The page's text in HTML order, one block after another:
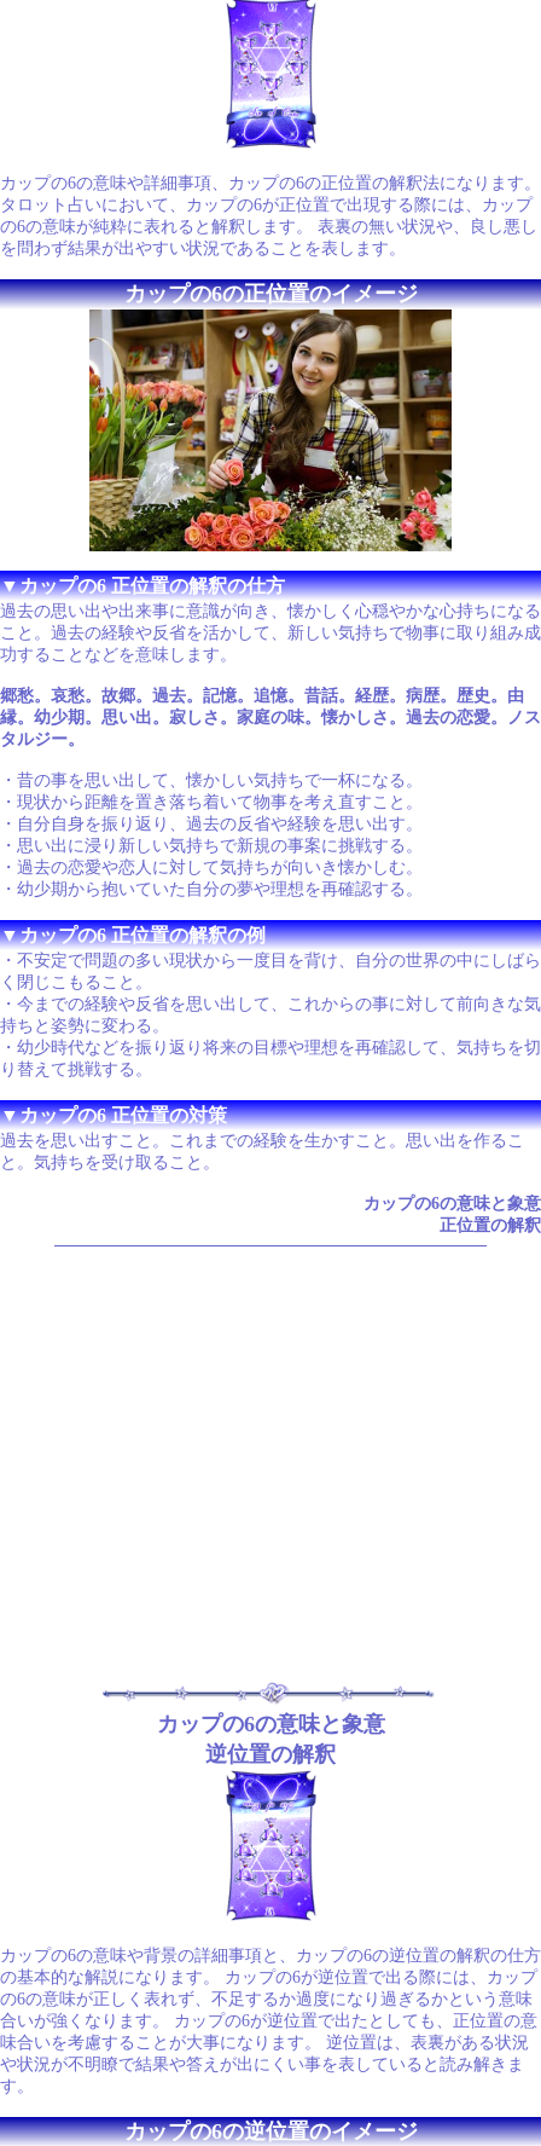
カップの6の意味や詳細事項、カップの6の正位置の解釈法になります。
タロット占いにおいて、カップの6が正位置で出現する際には、カップ
の6の意味が純粋に表れると解釈します。 表裏の無い状況や、良し悪し
を問わず結果が出やすい状況であることを表します。
カップの6の正位置のイメージ
▼カップの6 正位置の解釈の仕方
過去の思い出や出来事に意識が向き、懐かしく心穏やかな心持ちになる
こと。過去の経験や反省を活かして、新しい気持ちで物事に取り組み成
功することなどを意味します。
郷愁。哀愁。故郷。過去。記憶。追憶。昔話。経歴。病歴。歴史。由
縁。幼少期。思い出。寂しさ。家庭の味。懐かしさ。過去の恋愛。ノス
タルジー。
・昔の事を思い出して、懐かしい気持ちで一杯になる。
・現状から距離を置き落ち着いて物事を考え直すこと。
・自分自身を振り返り、過去の反省や経験を思い出す。
・思い出に浸り新しい気持ちで新規の事案に挑戦する。
・過去の恋愛や恋人に対して気持ちが向いき懐かしむ。
・幼少期から抱いていた自分の夢や理想を再確認する。
▼カップの6 正位置の解釈の例
・不安定で問題の多い現状から一度目を背け、自分の世界の中にしばら
く閉じこもること。
・今までの経験や反省を思い出して、これからの事に対して前向きな気
持ちと姿勢に変わる。
・幼少時代などを振り返り将来の目標や理想を再確認して、気持ちを切
り替えて挑戦する。
▼カップの6 正位置の対策
過去を思い出すこと。これまでの経験を生かすこと。思い出を作るこ
と。気持ちを受け取ること。
カップの6の意味と象意
正位置の解釈
カップの6の意味と象意
逆位置の解釈
カップの6の意味や背景の詳細事項と、カップの6の逆位置の解釈の仕方
の基本的な解説になります。 カップの6が逆位置で出る際には、カップ
の6の意味が正しく表れず、不足するか過度になり過ぎるかという意味
合いが強くなります。 カップの6が逆位置で出たとしても、正位置の意
味合いを考慮することが大事になります。 逆位置は、表裏がある状況
や状況が不明瞭で結果や答えが出にくい事を表していると読み解きま
す。
カップの6の逆位置のイメージ